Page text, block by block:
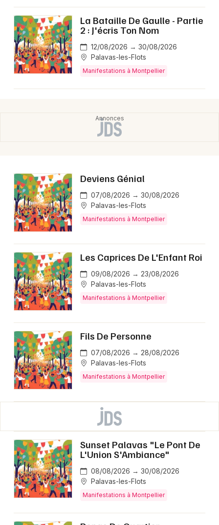
La Bataille De Gaulle - Partie
2 : J'écris Ton Nom
12/08/2026 → 30/08/2026
Palavas-les-Flots
Manifestations à Montpellier
Deviens Génial
07/08/2026 → 30/08/2026
Palavas-les-Flots
Manifestations à Montpellier
Les Caprices De L'Enfant Roi
09/08/2026 → 23/08/2026
Palavas-les-Flots
Manifestations à Montpellier
Fils De Personne
07/08/2026 → 28/08/2026
Palavas-les-Flots
Manifestations à Montpellier
Sunset Palavas "Le Pont De
L'Union S'Ambiance"
08/08/2026 → 30/08/2026
Palavas-les-Flots
Manifestations à Montpellier